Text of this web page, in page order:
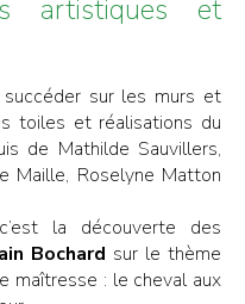
artistiques et
sur les murs et
toiles et réalisations du
de Mathilde Sauvillers,
Maille, Roselyne Matton
la découverte des
Bochard sur le thème
maîtresse : le cheval aux